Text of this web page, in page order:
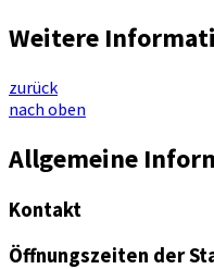
Weitere
zurück
nach oben
Allgemeine
Kontakt
Öffnungszeiten der